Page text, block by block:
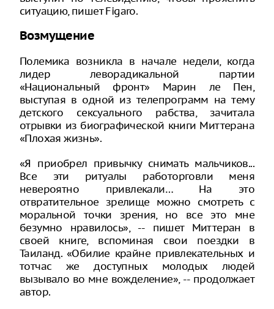
ситуацию, пишет Figaro.
Возмущение
Полемика возникла в начале недели, когда
лидер леворадикальной партии
«Национальный фронт» Марин ле Пен,
выступая в одной из телепрограмм на тему
детского сексуального рабства, зачитала
отрывки из биографической книги Миттерана
«Плохая жизнь».
«Я приобрел привычку снимать мальчиков...
Все эти ритуалы работорговли меня
невероятно привлекали… На это
отвратительное зрелище можно смотреть с
моральной точки зрения, но все это мне
безумно нравилось», -- пишет Миттеран в
своей книге, вспоминая свои поездки в
Таиланд. «Обилие крайне привлекательных и
тотчас же доступных молодых людей
вызывало во мне вожделение», -- продолжает
автор.